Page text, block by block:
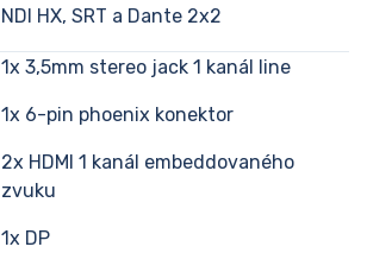
NDI HX, SRT a Dante 2x2
1x 3,5mm stereo jack 1 kanál line
1x 6-pin phoenix konektor
2x HDMI 1 kanál embeddovaného
zvuku
1x DP